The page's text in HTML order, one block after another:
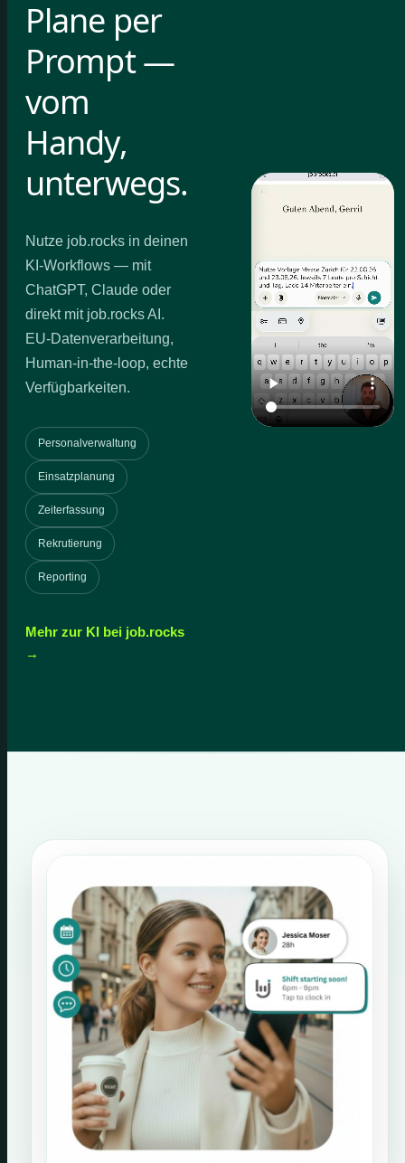
Plane per
Prompt —
vom
Handy,
unterwegs.
Nutze job.rocks in deinen
KI-Workflows — mit
ChatGPT, Claude oder
direkt mit job.rocks AI.
EU-Datenverarbeitung,
Human-in-the-loop, echte
Verfügbarkeiten.
Personalverwaltung
Einsatzplanung
Zeiterfassung
Rekrutierung
Reporting
Mehr zur KI bei job.rocks
→